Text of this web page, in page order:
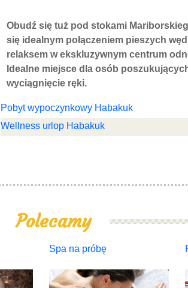
Obudź się tuż pod stokami
się idealnym połączeniem pieszych
relaksem w ekskluzywnym centrum
Idealne miejsce dla osób
wyciągnięcie ręki.
Pobyt wypoczynkowy Habakuk
Wellness urlop Habakuk
Polecamy
Spa na próbę